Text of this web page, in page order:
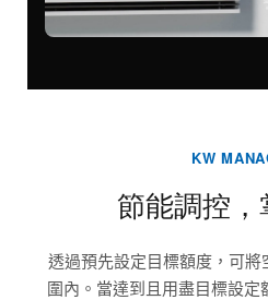
KW
節能調控
透過預先設定目標額度，可
圍內。當達到且用盡目標設定